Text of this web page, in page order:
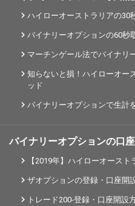
ハイローオーストラリアの30
バイナリーオプションの60秒
マーチンゲール法でバイナリ
知らないと損！ハイローオー
ッド
バイナリーオプションで生計
バイナリーオプションの口
【2019年】ハイローオース
ザオプションの登録・口座開
トレード200-登録・口座開設